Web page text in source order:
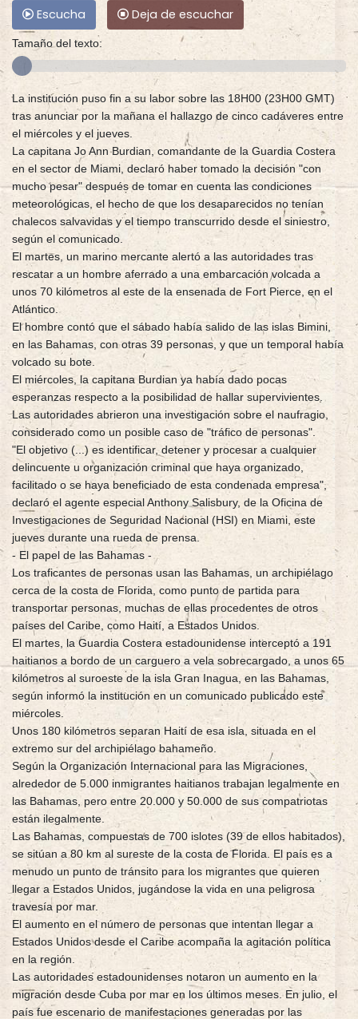
Escucha Deja de escuchar
Tamaño del texto:
La institución puso fin a su labor sobre las 18H00 (23H00 GMT)
tras anunciar por la mañana el hallazgo de cinco cadáveres entre
el miércoles y el jueves.
La capitana Jo Ann Burdian, comandante de la Guardia Costera
en el sector de Miami, declaró haber tomado la decisión "con
mucho pesar" después de tomar en cuenta las condiciones
meteorológicas, el hecho de que los desaparecidos no tenían
chalecos salvavidas y el tiempo transcurrido desde el siniestro,
según el comunicado.
El martes, un marino mercante alertó a las autoridades tras
rescatar a un hombre aferrado a una embarcación volcada a
unos 70 kilómetros al este de la ensenada de Fort Pierce, en el
Atlántico.
El hombre contó que el sábado había salido de las islas Bimini,
en las Bahamas, con otras 39 personas, y que un temporal había
volcado su bote.
El miércoles, la capitana Burdian ya había dado pocas
esperanzas respecto a la posibilidad de hallar supervivientes.
Las autoridades abrieron una investigación sobre el naufragio,
considerado como un posible caso de "tráfico de personas".
"El objetivo (...) es identificar, detener y procesar a cualquier
delincuente u organización criminal que haya organizado,
facilitado o se haya beneficiado de esta condenada empresa",
declaró el agente especial Anthony Salisbury, de la Oficina de
Investigaciones de Seguridad Nacional (HSI) en Miami, este
jueves durante una rueda de prensa.
- El papel de las Bahamas -
Los traficantes de personas usan las Bahamas, un archipiélago
cerca de la costa de Florida, como punto de partida para
transportar personas, muchas de ellas procedentes de otros
países del Caribe, como Haití, a Estados Unidos.
El martes, la Guardia Costera estadounidense interceptó a 191
haitianos a bordo de un carguero a vela sobrecargado, a unos 65
kilómetros al suroeste de la isla Gran Inagua, en las Bahamas,
según informó la institución en un comunicado publicado este
miércoles.
Unos 180 kilómetros separan Haití de esa isla, situada en el
extremo sur del archipiélago bahameño.
Según la Organización Internacional para las Migraciones,
alrededor de 5.000 inmigrantes haitianos trabajan legalmente en
las Bahamas, pero entre 20.000 y 50.000 de sus compatriotas
están ilegalmente.
Las Bahamas, compuestas de 700 islotes (39 de ellos habitados),
se sitúan a 80 km al sureste de la costa de Florida. El país es a
menudo un punto de tránsito para los migrantes que quieren
llegar a Estados Unidos, jugándose la vida en una peligrosa
travesía por mar.
El aumento en el número de personas que intentan llegar a
Estados Unidos desde el Caribe acompaña la agitación política
en la región.
Las autoridades estadounidenses notaron un aumento en la
migración desde Cuba por mar en los últimos meses. En julio, el
país fue escenario de manifestaciones generadas por las